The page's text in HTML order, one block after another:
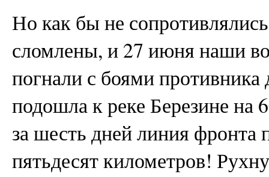
Но как бы не
сломлены, и 27 июня наши
погнали с боями
подошла к реке Березине на
за шесть дней линия фронта
пятьдесят километров!